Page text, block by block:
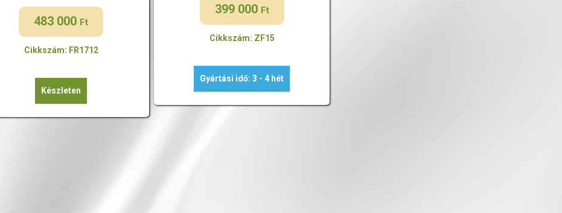
483 000 Ft
Cikkszám: FR1712
Készleten
399 000 Ft
Cikkszám: ZF15
Gyártási idő: 3 - 4 hét